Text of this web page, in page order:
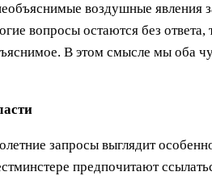
воздушные явления
вопросы остаются без
В этом смысле мы оба
запросы выглядит
предпочитают